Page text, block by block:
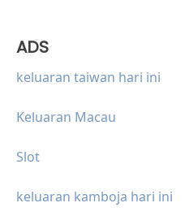
ADS
keluaran taiwan hari ini
Keluaran Macau
Slot
keluaran kamboja hari ini